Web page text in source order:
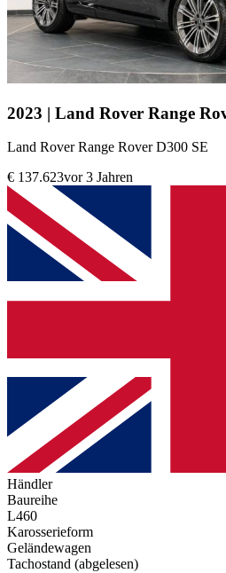
2023 | Land Rover Range
Land Rover Range Rover D300 SE
€ 137.623vor 3 Jahren
Händler
Baureihe
L460
Karosserieform
Geländewagen
Tachostand (abgelesen)